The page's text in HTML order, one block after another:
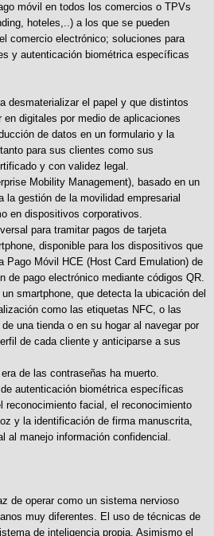
móvil en todos los comercios o TPVs
hoteles,..) a los que se pueden
comercio electrónico; soluciones para
y autenticación biométrica específicas
desmaterializar el papel y que distintos
digitales por medio de aplicaciones
de datos en un formulario y la
para sus clientes como sus
y con validez legal.
Mobility Management), basado en un
la gestión de la movilidad empresarial
en dispositivos corporativos.
para tramitar pagos de tarjeta
disponible para los dispositivos que
Pago Móvil HCE (Host Card Emulation) de
de pago electrónico mediante códigos QR.
smartphone, que detecta la ubicación del
como las etiquetas NFC, o las
una tienda o en su hogar al navegar por
de cada cliente y anticiparse a sus
de las contraseñas ha muerto.
autenticación biométrica específicas
reconocimiento facial, el reconocimiento
y la identificación de firma manuscrita,
al manejo información confidencial.
de operar como un sistema nervioso
muy diferentes. El uso de técnicas de
de inteligencia propia. Asimismo el